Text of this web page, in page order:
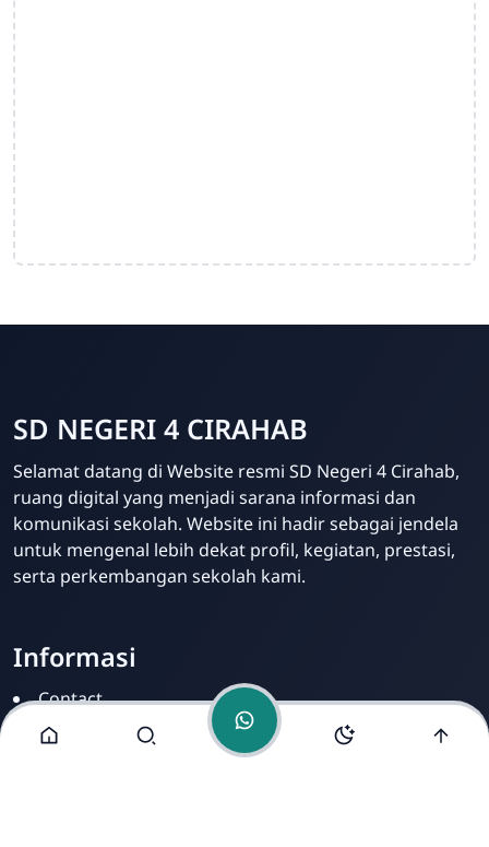
Admin
Online
SD NEGERI 4 CIRAHAB
Selamat datang di Website resmi SD Negeri 4 Cirahab,
ruang digital yang menjadi sarana informasi dan
komunikasi sekolah. Website ini hadir sebagai jendela
untuk mengenal lebih dekat profil, kegiatan, prestasi,
serta perkembangan sekolah kami.
Informasi
Contact
Disclamer